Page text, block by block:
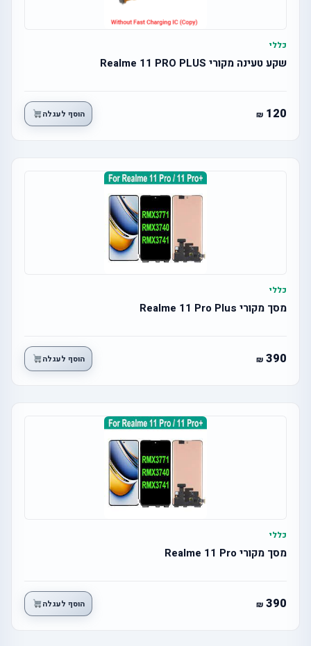
כללי
שקע טעינה מקורי Realme 11 PRO PLUS
120 הוסף לעגלה
כללי
מסך מקורי Realme 11 Pro Plus
390 הוסף לעגלה
כללי
מסך מקורי Realme 11 Pro
390 הוסף לעגלה